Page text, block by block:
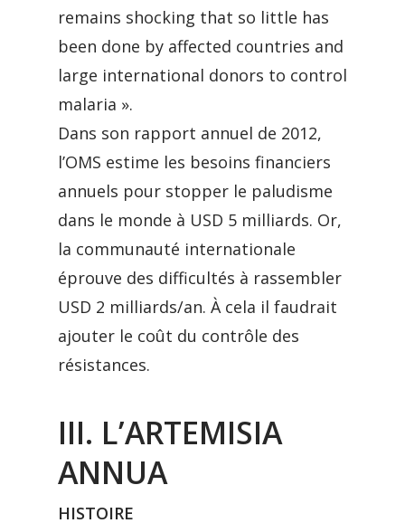
remains shocking that so little has
been done by affected countries and
large international donors to control
malaria ».
Dans son rapport annuel de 2012,
l’OMS estime les besoins financiers
annuels pour stopper le paludisme
dans le monde à USD 5 milliards. Or,
la communauté internationale
éprouve des difficultés à rassembler
USD 2 milliards/an. À cela il faudrait
ajouter le coût du contrôle des
résistances.
III. L’ARTEMISIA
ANNUA
HISTOIRE